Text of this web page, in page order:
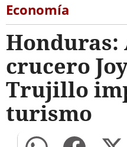
Economía
crucero
Trujillo
turismo